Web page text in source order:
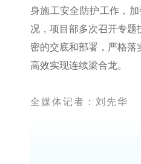
身施工安全防护工作，
况，项目部多次召开专
密的交底和部署，严格
高效实现连续梁合龙。
全媒体记者：刘先华